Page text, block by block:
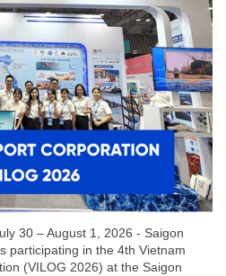
30 – August 1, 2026 - Saigon
participating in the 4th Vietnam
(VILOG 2026) at the Saigon